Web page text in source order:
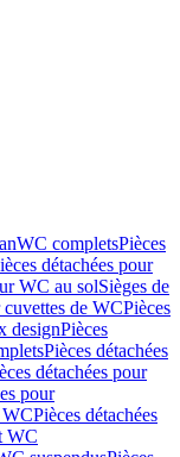
WC completsPièces
détachées pour
WC au solSièges de
cuvettes de WCPièces
designPièces
Pièces détachées
détachées pour
pour
WCPièces détachées
WC